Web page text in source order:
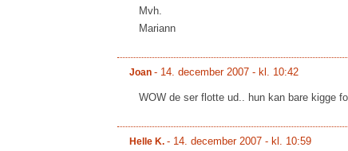
Mvh.
Mariann
Joan - 14. december 2007 - kl. 10:42
WOW de ser flotte ud.. hun kan bare kigge
Helle K. - 14. december 2007 - kl. 10:59